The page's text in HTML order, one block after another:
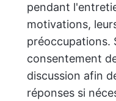
pendant
motivations,
préoccupations.
consentement
discussion afin
réponses si